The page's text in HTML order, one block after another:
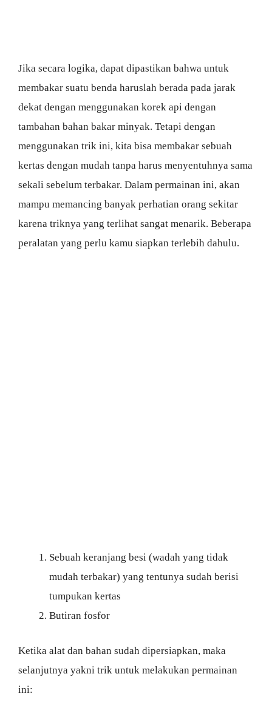
Jika secara logika, dapat dipastikan bahwa untuk
membakar suatu benda haruslah berada pada jarak
dekat dengan menggunakan korek api dengan
tambahan bahan bakar minyak. Tetapi dengan
menggunakan trik ini, kita bisa membakar sebuah
kertas dengan mudah tanpa harus menyentuhnya sama
sekali sebelum terbakar. Dalam permainan ini, akan
mampu memancing banyak perhatian orang sekitar
karena triknya yang terlihat sangat menarik. Beberapa
peralatan yang perlu kamu siapkan terlebih dahulu.
Sebuah keranjang besi (wadah yang tidak
mudah terbakar) yang tentunya sudah berisi
tumpukan kertas
Butiran fosfor
Ketika alat dan bahan sudah dipersiapkan, maka
selanjutnya yakni trik untuk melakukan permainan
ini: